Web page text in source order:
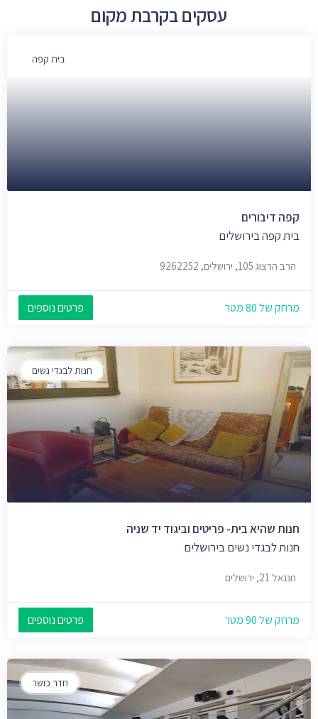
עסקים בקרבת מקום
בית קפה
קפה דיבורים
בית קפה בירושלים
הרב הרצוג 105, ירושלים, 9262252
מרחק של 80 מטר פרטים נוספים
חנות לבגדי נשים
חנות שהיא בית- פריטים וביגוד יד שניה
חנות לבגדי נשים בירושלים
חננאל 21, ירושלים
מרחק של 90 מטר פרטים נוספים
חדר כושר